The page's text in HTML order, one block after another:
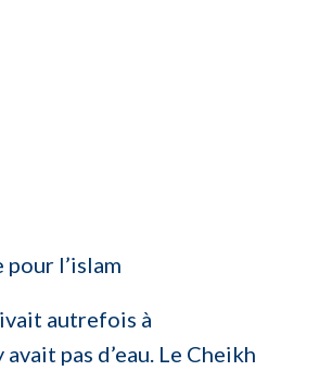
l’islam
autrefois à
pas d’eau. Le Cheikh